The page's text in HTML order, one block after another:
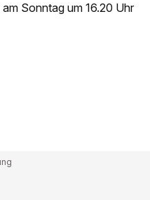
Sonntag um 16.20 Uhr